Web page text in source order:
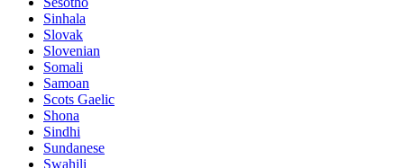
Sinhala
Slovak
Slovenian
Somali
Samoan
Scots Gaelic
Shona
Sindhi
Sundanese
Swahili